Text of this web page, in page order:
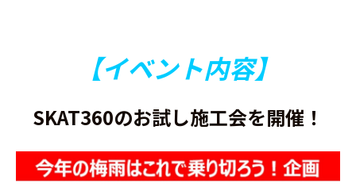
【イベント内容】
SKAT360のお試し施工会を開催！